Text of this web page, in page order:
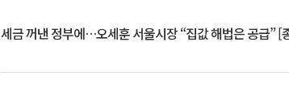
세금 꺼낸 정부에…오세훈 서울시장 “집값 해법은 공급” [